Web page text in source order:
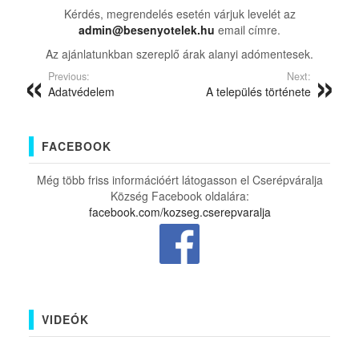
Kérdés, megrendelés esetén várjuk levelét az
admin@besenyotelek.hu email címre.
Az ajánlatunkban szereplő árak alanyi adómentesek.
Previous:
Adatvédelem
Next:
A település története
FACEBOOK
Még több friss információért látogasson el Cserépváralja
Község Facebook oldalára:
facebook.com/kozseg.cserepvaralja
VIDEÓK